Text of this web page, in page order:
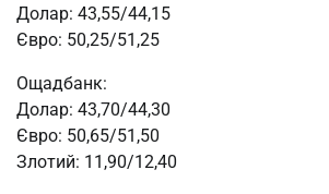
Долар: 43,55/44,15
Євро: 50,25/51,25
Ощадбанк:
Долар: 43,70/44,30
Євро: 50,65/51,50
Злотий: 11,90/12,40